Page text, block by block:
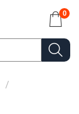
0